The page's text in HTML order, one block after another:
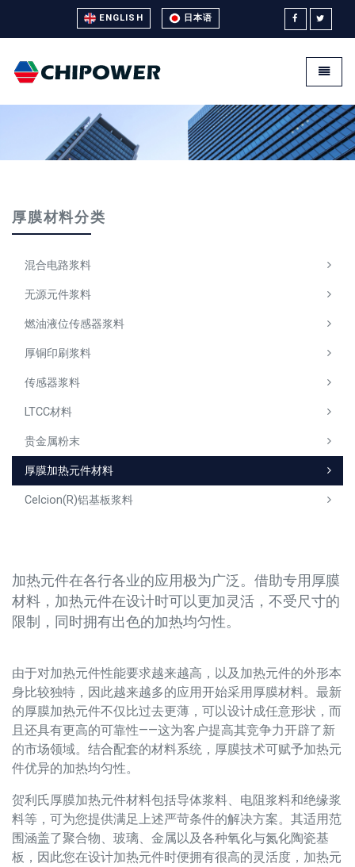
ENGLISH 日本语
Universal - go to homepage
厚膜材料分类
混合电路浆料
无源元件浆料
燃油液位传感器浆料
厚铜印刷浆料
传感器浆料
LTCC材料
贵金属粉末
厚膜加热元件材料
Celcion(R)铝基板浆料
加热元件在各行各业的应用极为广泛。借助专用厚膜
材料，加热元件在设计时可以更加灵活，不受尺寸的
限制，同时拥有出色的加热均匀性。
由于对加热元件性能要求越来越高，以及加热元件的外形本
身比较独特，因此越来越多的应用开始采用厚膜材料。最新
的厚膜加热元件不仅比过去更薄，可以设计成任意形状，而
且还具有更高的可靠性——这为客户提高其竞争力开辟了新
的市场领域。结合配套的材料系统，厚膜技术可赋予加热元
件优异的加热均匀性。
贺利氏厚膜加热元件材料包括导体浆料、电阻浆料和绝缘浆
料等，可为您提供满足上述严苛条件的解决方案。其适用范
围涵盖了聚合物、玻璃、金属以及各种氧化与氮化陶瓷基
板，因此您在设计加热元件时便拥有很高的灵活度，加热元